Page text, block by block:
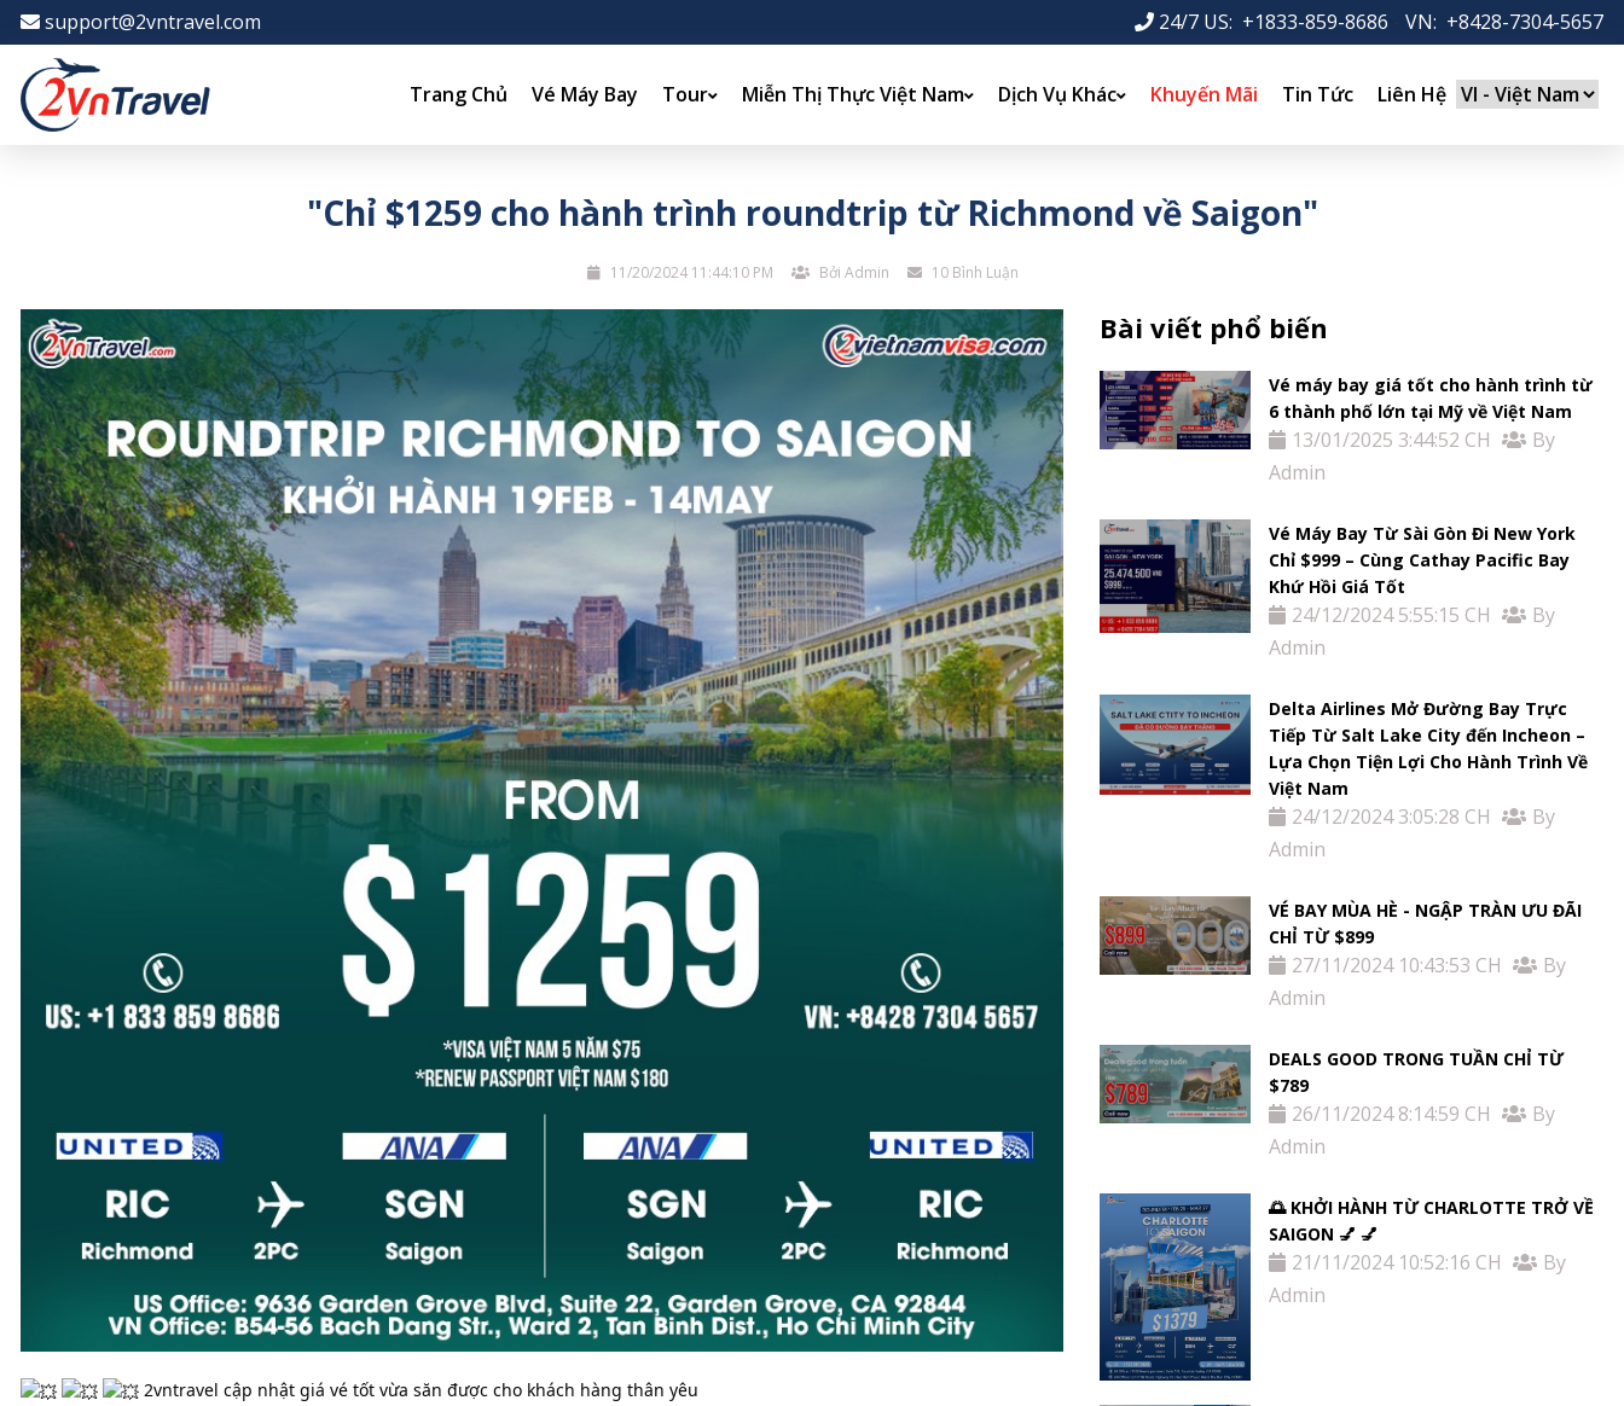
--> support@2vntravel.com 24/7 US: +1833-859-8686 - VN: +8428-7304-5657
Trang Chủ Vé Máy Bay Tour Miễn Thị Thực Việt Nam Dịch Vụ Khác Khuyến Mãi Tin Tức Liên Hệ
"Chỉ $1259 cho hành trình roundtrip từ Richmond về Saigon"
11/20/2024 11:44:10 PM Bởi Admin 10 Bình Luận
2vntravel cập nhật giá vé tốt vừa săn được cho khách hàng thân yêu
Bài viết phổ biến
Vé máy bay giá tốt cho hành trình từ
6 thành phố lớn tại Mỹ về Việt Nam
13/01/2025 3:44:52 CH
By
Admin
Vé Máy Bay Từ Sài Gòn Đi New York
Chỉ $999 – Cùng Cathay Pacific Bay
Khứ Hồi Giá Tốt
24/12/2024 5:55:15 CH
By
Admin
Delta Airlines Mở Đường Bay Trực
Tiếp Từ Salt Lake City đến Incheon –
Lựa Chọn Tiện Lợi Cho Hành Trình Về
Việt Nam
24/12/2024 3:05:28 CH
By
Admin
VÉ BAY MÙA HÈ - NGẬP TRÀN ƯU ĐÃI
CHỈ TỪ $899
27/11/2024 10:43:53 CH
By
Admin
DEALS GOOD TRONG TUẦN CHỈ TỪ
$789
26/11/2024 8:14:59 CH
By
Admin
🌅 KHỞI HÀNH TỪ CHARLOTTE TRỞ VỀ
SAIGON 💅 💅
21/11/2024 10:52:16 CH
By
Admin